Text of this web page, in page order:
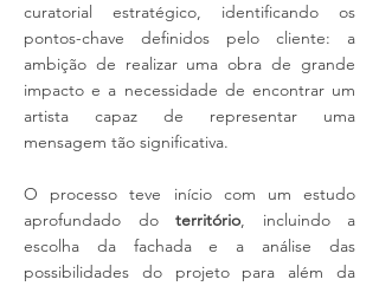
curatorial estratégico, identificando os
pontos-chave definidos pelo cliente: a
ambição de realizar uma obra de grande
impacto e a necessidade de encontrar um
artista capaz de representar uma
mensagem tão significativa.
O processo teve início com um estudo
aprofundado do território, incluindo a
escolha da fachada e a análise das
possibilidades do projeto para além da